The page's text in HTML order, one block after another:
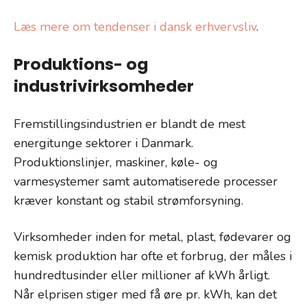
Læs mere om tendenser i dansk erhvervsliv.
Produktions- og
industrivirksomheder
Fremstillingsindustrien er blandt de mest
energitunge sektorer i Danmark.
Produktionslinjer, maskiner, køle- og
varmesystemer samt automatiserede processer
kræver konstant og stabil strømforsyning.
Virksomheder inden for metal, plast, fødevarer og
kemisk produktion har ofte et forbrug, der måles i
hundredtusinder eller millioner af kWh årligt.
Når elprisen stiger med få øre pr. kWh, kan det